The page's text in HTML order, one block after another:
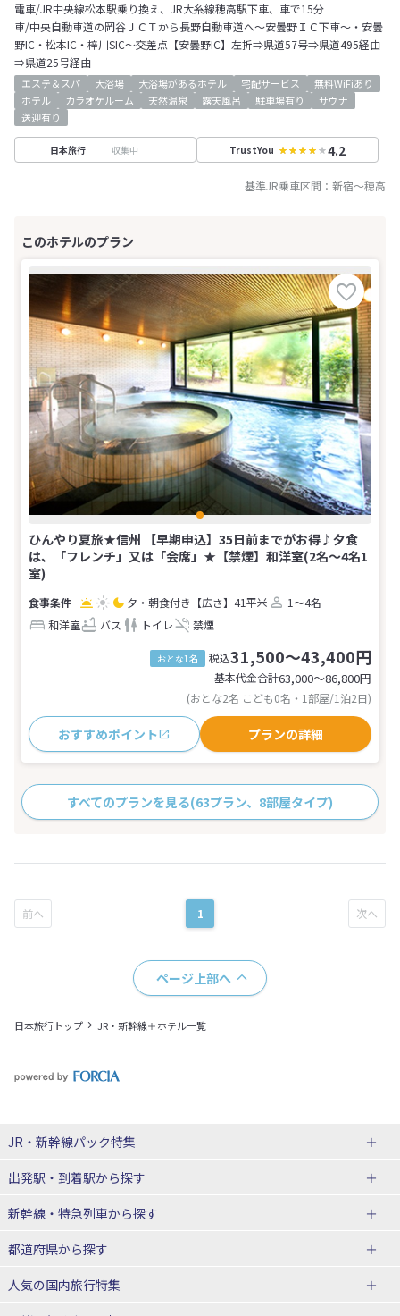
電車/JR中央線松本駅乗り換え、JR大糸線穂高駅下車、車で15分
車/中央自動車道の岡谷ＪＣＴから長野自動車道へ～安曇野ＩＣ下車～・安曇
野IC・松本IC・梓川SIC～交差点【安曇野IC】左折⇒県道57号⇒県道495経由
⇒県道25号経由
エステ＆スパ 大浴場 大浴場があるホテル 宅配サービス
無料WiFiあり
ホテル
カラオケルーム 天然温泉 露天風呂 駐車場有り
サウナ
送迎有り
日本旅行 収集中 TrustYou 4.2
基準JR乗車区間： 新宿～穂高
ひんやり夏旅★信州 【早期申込】35日前までがお得♪夕食
は、「フレンチ」又は「会席」★【禁煙】和洋室(2名～4名1
室)
夕・朝食付き 【広さ】41平米
1～4名
和洋室
バス トイレ 禁煙
おとな1名 税込31,500～43,400円
基本代金合計63,000〜86,800円
(おとな2名 こども0名・1部屋/1泊2日)
おすすめポイント プランの詳細
すべてのプランを見る(63プラン、8部屋タイプ)
1
ページ上部へ
日本旅行トップ JR・新幹線＋ホテル一覧
JR・新幹線パック特集
JR・新幹線＋ホテルパック
出張パック
出発駅・到着駅から探す
秋田⇔東京 新幹線パック
仙台→東京 新幹線パック
富山⇔東京 新幹線パック
新幹線・特急列車から探す
北海道新幹線 旅行
山形新幹線 旅行
都道府県から探す
人気の国内旅行特集